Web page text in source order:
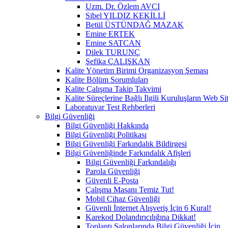
Uzm. Dr. Özlem AVCI
Sibel YILDIZ KEKİLLİ
Betül ÜSTÜNDAĞ MAZAK
Emine ERTEK
Emine SATCAN
Dilek TURUNÇ
Şefika ÇALIŞKAN
Kalite Yönetim Birimi Organizasyon Şeması
Kalite Bölüm Sorumluları
Kalite Çalışma Takip Takvimi
Kalite Süreçlerine Bağlı İlgili Kuruluşların Web
Laboratuvar Test Rehberleri
Bilgi Güvenliği
Bilgi Güvenliği Hakkında
Bilgi Güvenliği Politikası
Bilgi Güvenliği Farkındalık Bildirgesi
Bilgi Güvenliğinde Farkındalık Afişleri
Bilgi Güvenliği Farkındalığı
Parola Güvenliği
Güvenli E-Posta
Çalışma Masanı Temiz Tut!
Mobil Cihaz Güvenliği
Güvenli İnternet Alışveriş İçin 6 Kural!
Karekod Dolandırıcılığına Dikkat!
Toplantı Salonlarında Bilgi Güvenliği İçin